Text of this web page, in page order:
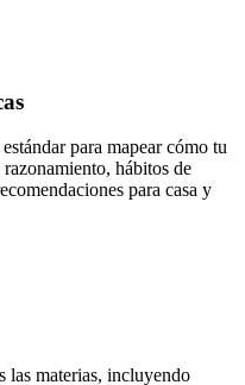
para mapear cómo tu
hábitos de
para casa y
las materias, incluyendo